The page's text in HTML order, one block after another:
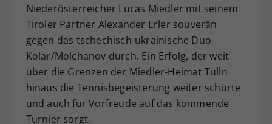
Niederösterreicher Lucas Miedler mit seinem
Tiroler Partner Alexander Erler souverän
gegen das tschechisch-ukrainische Duo
Kolar/Molchanov durch. Ein Erfolg, der weit
über die Grenzen der Miedler-Heimat Tulln
hinaus die Tennisbegeisterung weiter schürte
und auch für Vorfreude auf das kommende
Turnier sorgt.